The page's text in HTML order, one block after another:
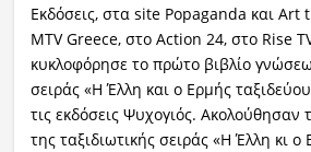
Εκδόσεις, στα site Popaganda και Art
MTV Greece, στο Action 24, στο Rise
κυκλοφόρησε το πρώτο βιβλίο
σειράς «Η Έλλη και ο Ερμής
τις εκδόσεις Ψυχογιός. Ακολούθησαν
της ταξιδιωτικής σειράς «Η Έλλη κι